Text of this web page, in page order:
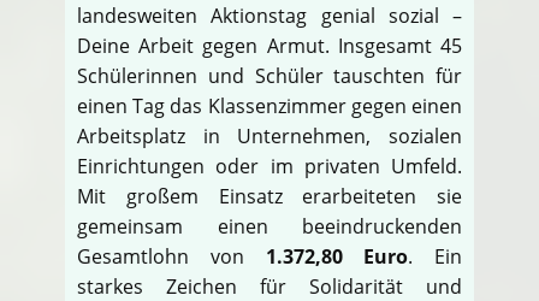
landesweiten Aktionstag genial sozial –
Deine Arbeit gegen Armut. Insgesamt 45
Schülerinnen und Schüler tauschten für
einen Tag das Klassenzimmer gegen einen
Arbeitsplatz in Unternehmen, sozialen
Einrichtungen oder im privaten Umfeld.
Mit großem Einsatz erarbeiteten sie
gemeinsam einen beeindruckenden
Gesamtlohn von 1.372,80 Euro. Ein
starkes Zeichen für Solidarität und